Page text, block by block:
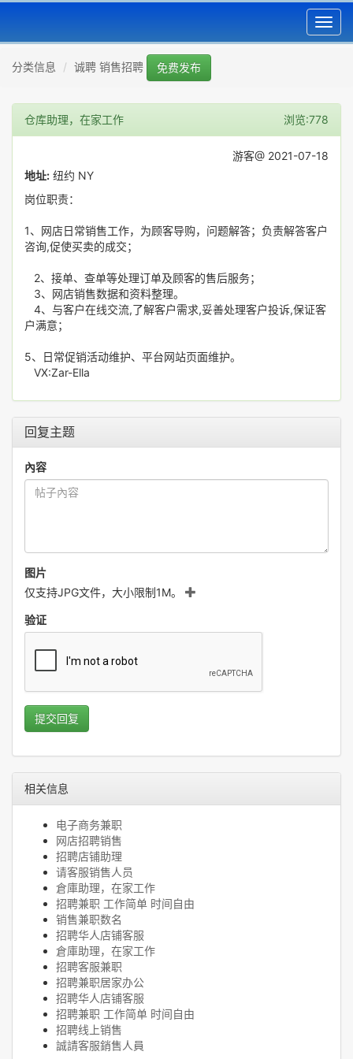
分类信息 诚聘 销售招聘 免费发布
仓库助理，在家工作 浏览:778
游客@ 2021-07-18
地址: 纽约 NY
岗位职责：
1、网店日常销售工作，为顾客导购，问题解答；负责解答客户
咨询,促使买卖的成交；
2、接单、查单等处理订单及顾客的售后服务；
3、网店销售数据和资料整理。
4、与客户在线交流,了解客户需求,妥善处理客户投诉,保证客
户满意；
5、日常促销活动维护、平台网站页面维护。
VX:Zar-Ella
回复主题
內容
图片
仅支持JPG文件，大小限制1M。
验证
提交回复
相关信息
电子商务兼职
网店招聘销售
招聘店铺助理
请客服销售人员
倉庫助理，在家工作
招聘兼职 工作简单 时间自由
销售兼职数名
招聘华人店铺客服
倉庫助理，在家工作
招聘客服兼职
招聘兼职居家办公
招聘华人店铺客服
招聘兼职 工作简单 时间自由
招聘线上销售
誠請客服銷售人員